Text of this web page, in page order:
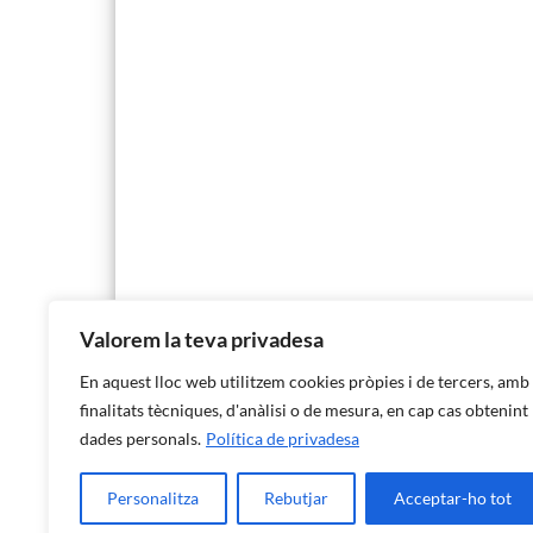
Valorem la teva privadesa
En aquest lloc web utilitzem cookies pròpies i de tercers, amb
finalitats tècniques, d'anàlisi o de mesura, en cap cas obtenint
dades personals. Política de privadesa
Personalitza Rebutjar Acceptar-ho tot